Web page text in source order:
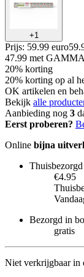
+1
Prijs: 59.99 euro59.
47.99 met
20% korting
20% korting op al
OK artikelen en
Bekijk alle
Aanbieding nog 3
Eerst proberen?
Online bijna
Thuisbezorgd
€4.95
Bezorgd in
gratis
Niet verkrijgbaar in